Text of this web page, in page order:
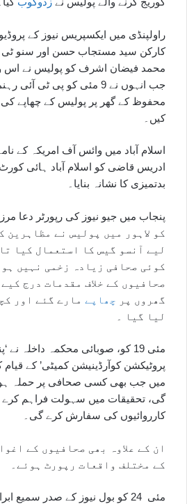
راولپنڈی میں ایکسپریس نیوز کے
کارکن سید مستجاب حسن اور سنو ٹی
محمد فیضان اشرف کو پولیس نے اس
جب انہوں نے 9 مئی کو پی ٹی
محفوظ کے گھر پر پولیس کے چھاپے کی
کیں۔
ادریس قاضی کو اسلام آباد ہائی
بدتمیزی کا نشانہ بنایا۔
کو لاہور میں پولیس نے مظاہرین
لیے آنسو گیس کا استعمال کیا
کوئی صحافی زیادہ زخمی نہیں
صحافیوں کے خلاف مقدمات درج
گھروں پر چھاپے مارے گئے اور
لیا گیا ۔
مئی 19 کو، صوبائی محکمہ داخلہ
پروٹیکشن کوآرڈینیشن کمیٹی’ کے قیام
میں جب بھی کسی صحافی پر حملہ
گی، تحقیقات میں سہولت فراہم
کارروائیوں کی سفارش کرے گی۔
ان کے علاوہ بھی صحافیوں کے
کے مختلف واقعات رپورٹ ہوئے۔